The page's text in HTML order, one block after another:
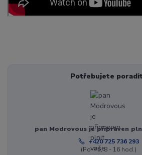
Potřebujete
pan Modrovous je připraven
+420 725 736 293
(Po-Pá, 8 - 16 hod.)